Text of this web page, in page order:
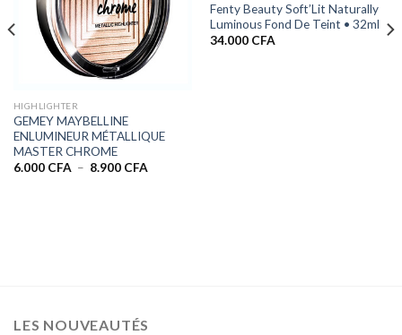
HIGHLIGHTER
GEMEY MAYBELLINE
ENLUMINEUR MÉTALLIQUE
MASTER CHROME
6.000 CFA – 8.900 CFAPlage
Fenty Beauty Soft’Lit Naturally
Luminous Fond De Teint • 32ml
34.000 CFA
LES NOUVEAUTÉS